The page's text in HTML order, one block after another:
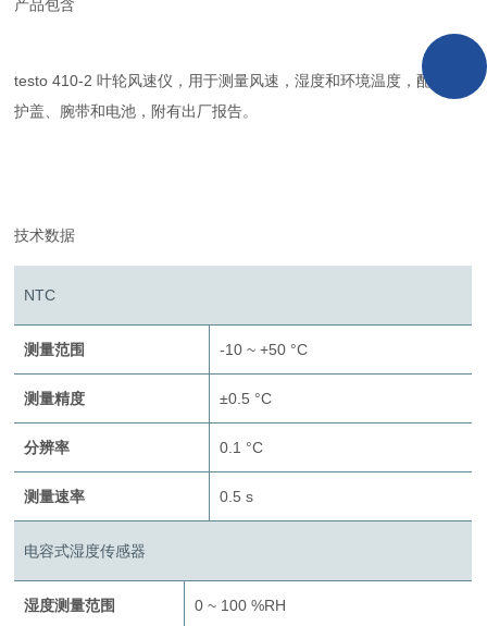
产品包含
testo 410-2 叶轮风速仪，用于测量风速，湿度和环境温度，配备防
护盖、腕带和电池，附有出厂报告。
技术数据
NTC
测量范围 -10 ~ +50 °C
测量精度 ±0.5 °C
分辨率 0.1 °C
测量速率 0.5 s
电容式湿度传感器
湿度测量范围 0 ~ 100 %RH